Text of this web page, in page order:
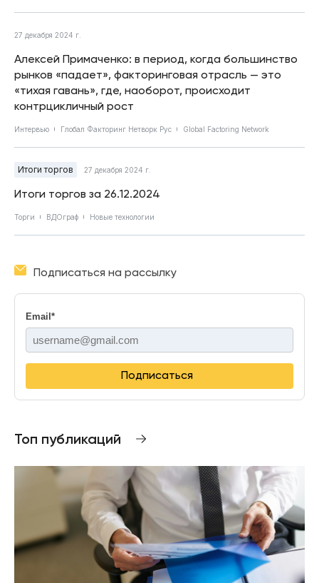
27 декабря 2024 г.
Алексей Примаченко: в период, когда большинство
рынков «падает», факторинговая отрасль — это
«тихая гавань», где, наоборот, происходит
контрцикличный рост
Интервью Глобал Факторинг Нетворк Рус Global Factoring Network
Итоги торгов 27 декабря 2024 г.
Итоги торгов за 26.12.2024
Торги ВДОграф Новые технологии
Подписаться на рассылку
Email *
Подписаться
Топ публикаций